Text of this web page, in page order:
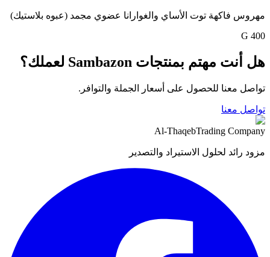
مهروس فاكهة توت الأساي والغوارانا عضوي مجمد (عبوه بلاستيك)
400 G
هل أنت مهتم بمنتجات Sambazon لعملك؟
تواصل معنا للحصول على أسعار الجملة والتوافر.
تواصل معنا
Al-ThaqebTrading Company
مزود رائد لحلول الاستيراد والتصدير